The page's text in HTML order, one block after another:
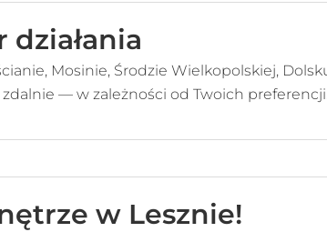
działania
Mosinie, Środzie Wielkopolskiej,
— w zależności od Twoich preferencji.
w Lesznie!